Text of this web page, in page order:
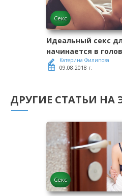
Секс
Идеальный секс
начинается в
Катерина Филипова
09.08.2018 г.
ДРУГИЕ СТАТЬИ НА
Секс